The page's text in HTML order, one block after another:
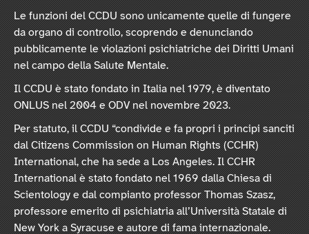
Le funzioni del CCDU sono unicamente quelle di fungere
da organo di controllo, scoprendo e denunciando
pubblicamente le violazioni psichiatriche dei Diritti Umani
nel campo della Salute Mentale.
Il CCDU è stato fondato in Italia nel 1979, è diventato
ONLUS nel 2004 e ODV nel novembre 2023.
Per statuto, il CCDU “condivide e fa propri i principi sanciti
dal Citizens Commission on Human Rights (CCHR)
International, che ha sede a Los Angeles. Il CCHR
International è stato fondato nel 1969 dalla Chiesa di
Scientology e dal compianto professor Thomas Szasz,
professore emerito di psichiatria all’Università Statale di
New York a Syracuse e autore di fama internazionale.